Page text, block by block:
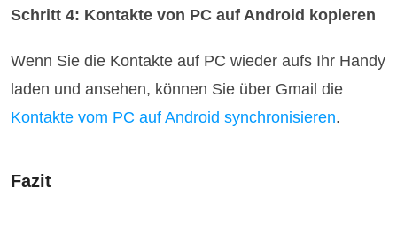
Schritt 4: Kontakte von PC auf Android kopieren
Wenn Sie die Kontakte auf PC wieder aufs Ihr Handy
laden und ansehen, können Sie über Gmail die
Kontakte vom PC auf Android synchronisieren.
Fazit